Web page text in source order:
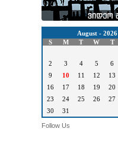
August - 2026
S
M T W T
2
3 4 5 6
9
10 11 12 13
16
17 18 19 20
23
24 25 26 27
30
31
Follow Us